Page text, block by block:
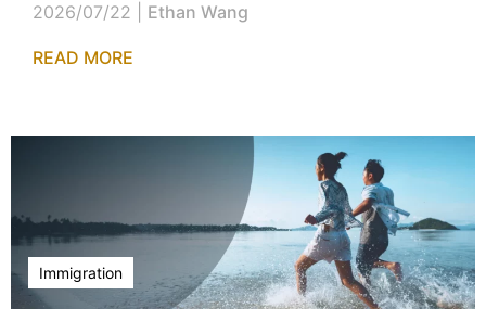
2026/07/22 Ethan Wang
READ MORE
Immigration